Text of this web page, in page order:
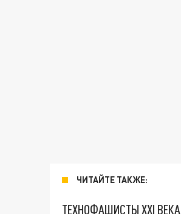
ЧИТАЙТЕ ТАКЖЕ:
ТЕХНОФАШИСТЫ XXI ВЕКА